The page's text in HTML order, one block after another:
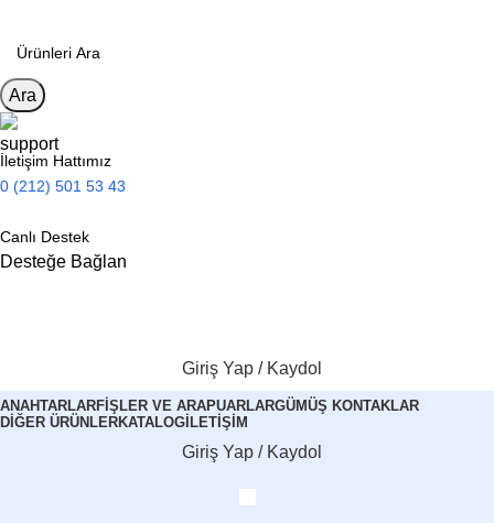
Ara
İletişim Hattımız
0 (212) 501 53 43
Canlı Destek
Desteğe Bağlan
Giriş Yap / Kaydol
ANAHTARLARFIŞLER VE ARAPUARLARGÜMÜŞ KONTAKLAR
DIĞER ÜRÜNLERKATALOG İLETIŞIM
Giriş Yap / Kaydol